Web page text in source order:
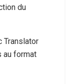
du
Translator
au format